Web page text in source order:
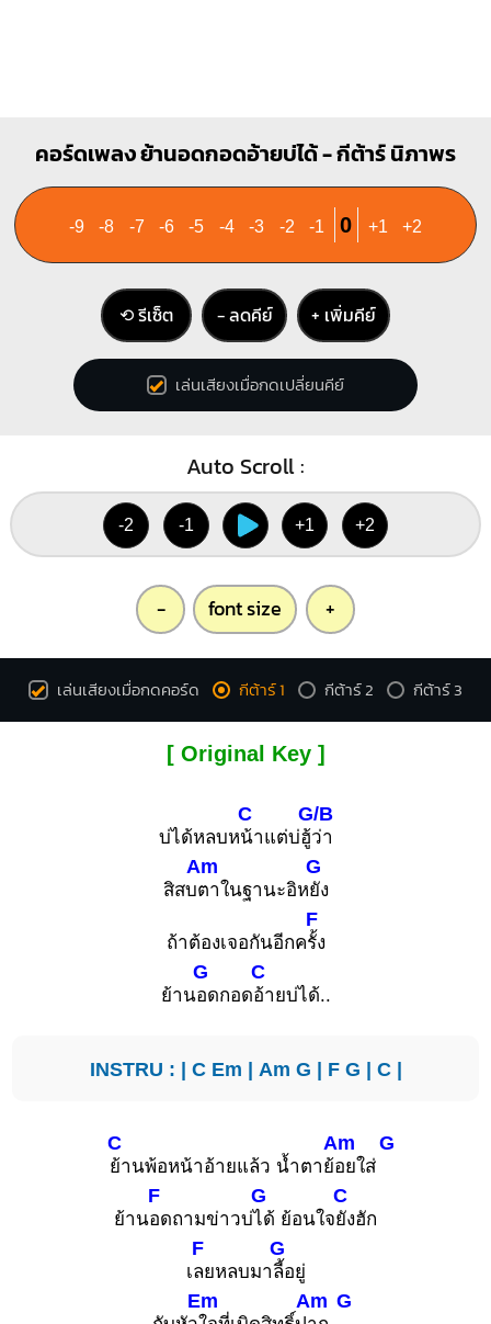
F#m
1
คอร์ดเพลง ย้านอดกอดอ้ายบ่ได้ - กีต้าร์ นิภาพร
-9 -8 -7 -6 -5 -4 -3 -2 -1 0 +1 +2
⟲ รีเซ็ต − ลดคีย์ + เพิ่มคีย์
เล่นเสียงเมื่อกดเปลี่ยนคีย์
Auto Scroll :
-2 -1 +1 +2
- font size +
เล่นเสียงเมื่อกดคอร์ด กีต้าร์ 1 กีต้าร์ 2 กีต้าร์ 3
[ Original Key ]
บ่ได้หลบห
C
น้าแต่บ่ฮู้
G/B
ว่า
สิสบ
Am
ตาในฐานะอิห
G
ยัง
ถ้าต้องเจอกันอีกค
F
รั้ง
ย้าน
G
อดกอด
C
อ้ายบ่ได้..
INSTRU : | C Em | Am G | F G | C|
C
ย้านพ้อหน้าอ้ายแล้ว น้ำตาย้
Am
อยใส่
G
ย้าน
F
อดถามข่าวบ่
G
ได้ ย้อนใจ
C
ยังฮัก
เ
F
ลยหลบมา
G
ลี้อยู่
Em Am G